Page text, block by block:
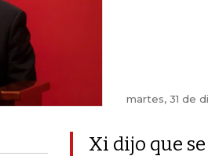
martes, 31 de
Xi dijo que